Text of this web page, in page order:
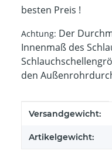
besten Preis !
Achtung: Der
Innenmaß des
den
Wert
Versandgewicht:
Artikelgewicht: